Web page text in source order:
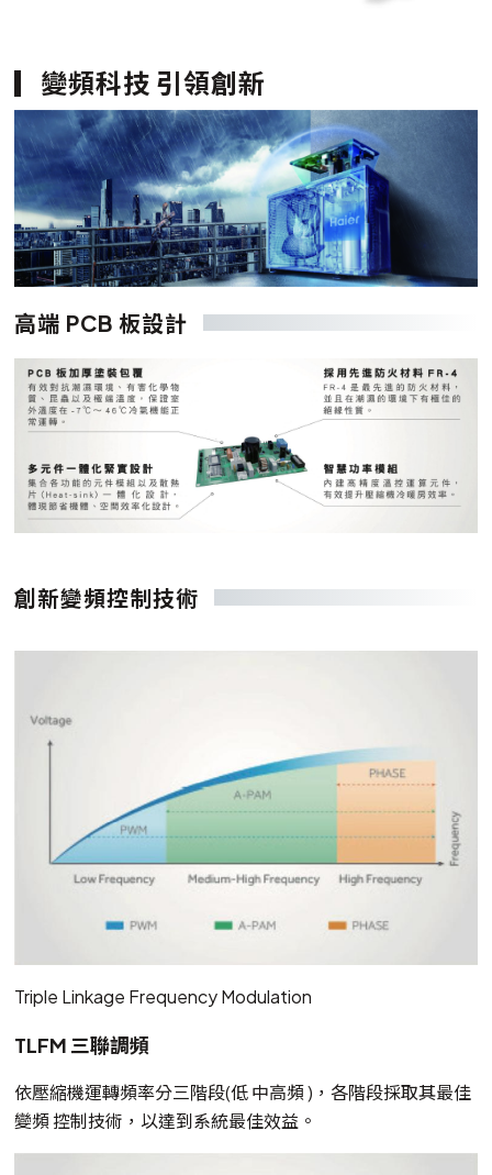
變頻科技 引領創新
高端 PCB 板設計
創新變頻控制技術
Triple Linkage Frequency Modulation
TLFM 三聯調頻
依壓縮機運轉頻率分三階段(低 中高頻 )，各階段採取其最佳
變頻 控制技術，以達到系統最佳效益。